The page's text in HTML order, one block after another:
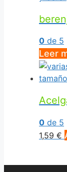
0 de 5
Leer
0 de 5
1,59 €